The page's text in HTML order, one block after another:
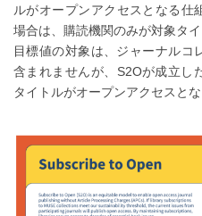
ルがオープンアクセスとなる仕
場合は、購読機関のみが対象タ
目標値の対象は、ジャーナルコ
含まれませんが、S2Oが成立し
タイトルがオープンアクセスとな